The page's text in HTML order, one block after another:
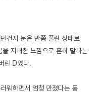
건지 눈은 반쯤 풀린 상태로
을 지배한 느낌으로 흔히 말하는
린 D였다.
워하면서 엄청 만졌다는 둥